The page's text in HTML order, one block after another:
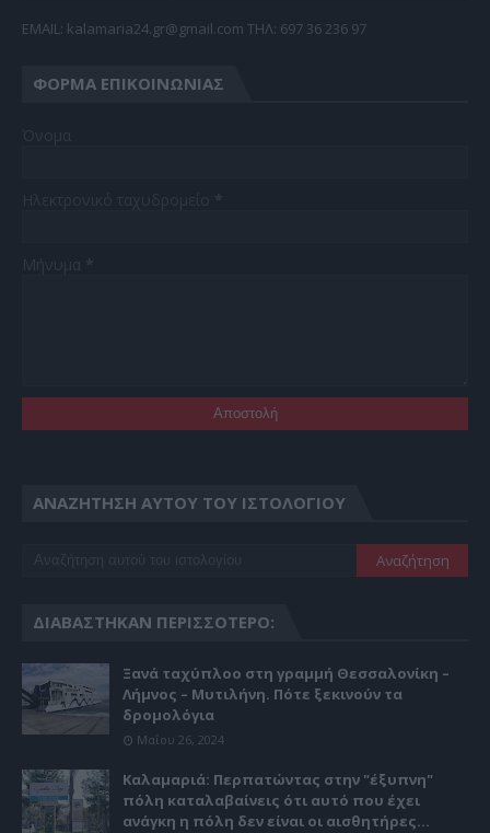
EMAIL: kalamaria24.gr@gmail.com TΗΛ: 697 36 236 97
ΦΌΡΜΑ ΕΠΙΚΟΙΝΩΝΊΑΣ
ΑΝΑΖΉΤΗΣΗ ΑΥΤΟΎ ΤΟΥ ΙΣΤΟΛΟΓΊΟΥ
ΔΙΑΒΆΣΤΗΚΑΝ ΠΕΡΙΣΣΌΤΕΡΟ:
Ξανά ταχύπλοο στη γραμμή Θεσσαλονίκη –
Λήμνος – Μυτιλήνη. Πότε ξεκινούν τα
δρομολόγια
Μαΐου 26, 2024
Καλαμαριά: Περπατώντας στην "έξυπνη"
πόλη καταλαβαίνεις ότι αυτό που έχει
ανάγκη η πόλη δεν είναι οι αισθητήρες...